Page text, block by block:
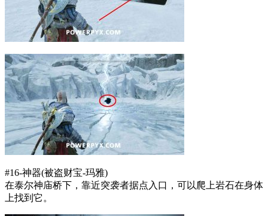
#16-神器(被盗财宝-玛雅)
在泰尔神庙桥下，靠近突袭者据点入口，可以爬上岩石在身体
上找到它。